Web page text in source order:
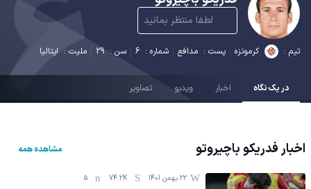
لطفا منتظر بمانید
تیم : کرمونزه پست : مدافع شماره : 6 سن : 29 ملیت : ایتالیا
6 در یک نگاه اخبار ویدیو تصاویر
اخبارفدریکو باچیروتو مشاهده همه
22 بهمن 1401 74.2K
5